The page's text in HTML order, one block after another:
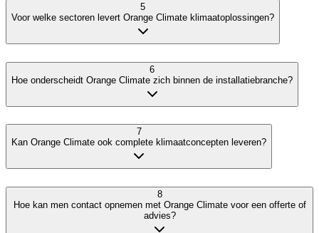
5
Voor welke sectoren levert Orange Climate klimaatoplossingen?
6
Hoe onderscheidt Orange Climate zich binnen de installatiebranche?
7
Kan Orange Climate ook complete klimaatconcepten leveren?
8
Hoe kan men contact opnemen met Orange Climate voor een offerte of
advies?